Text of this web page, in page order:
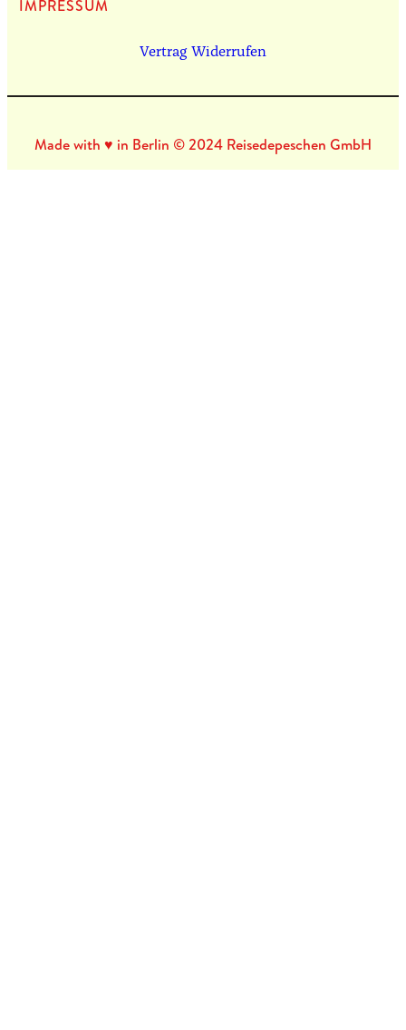
IMPRES­SUM
Vertrag Widerrufen
Made with ♥ in Berlin © 2024 Reisedepeschen GmbH